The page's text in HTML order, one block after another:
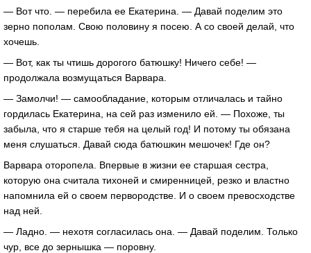
— Вот что. — перебила ее Екатерина. — Давай поделим это
зерно пополам. Свою половину я посею. А со своей делай, что
хочешь.
— Вот, как ты чтишь дорогого батюшку! Ничего себе! —
продолжала возмущаться Варвара.
— Замолчи! — самообладание, которым отличалась и тайно
гордилась Екатерина, на сей раз изменило ей. — Похоже, ты
забыла, что я старше тебя на целый год! И потому ты обязана
меня слушаться. Давай сюда батюшкин мешочек! Где он?
Варвара оторопела. Впервые в жизни ее старшая сестра,
которую она считала тихоней и смиренницей, резко и властно
напомнила ей о своем первородстве. И о своем превосходстве
над ней.
— Ладно. — нехотя согласилась она. — Давай поделим. Только
чур, все до зернышка — поровну.